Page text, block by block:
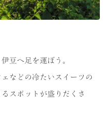
カフェ・スイーツ
洞窟・島
豆へ足を運ぼう。
などの冷たいスイーツの
スポットが盛りだくさ